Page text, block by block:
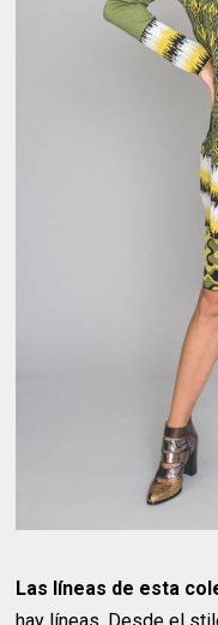
Las líneas de esta